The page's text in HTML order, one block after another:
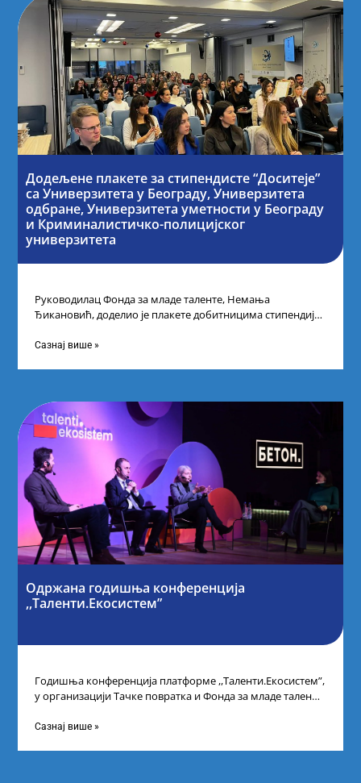
Додељене плакете за стипендисте “Доситеје”
са Универзитета у Београду, Универзитета
одбране, Универзитета уметности у Београду
и Криминалистичко-полицијског
универзитета
Руководилац Фонда за младе таленте, Немања
Ђикановић, доделио је плакете добитницима стипендије
технолошком парку
Сазнај више »
Одржана годишња конференција
,,Таленти.Екосистем”
Годишња конференција платформе ,,Таленти.Екосистем”,
у организацији Тачке повратка и Фонда за младе таленте
Сазнај више »